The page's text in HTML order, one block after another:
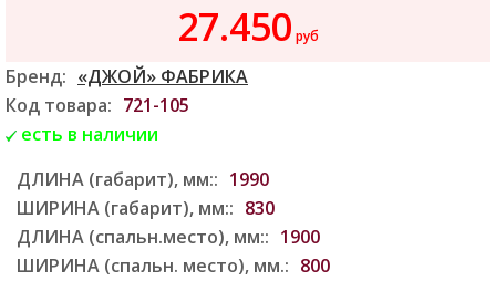
27.450 руб
Бренд: «ДЖОЙ» ФАБРИКА
Код товара: 721-105
есть в наличии
ДЛИНА (габарит), мм:: 1990
ШИРИНА (габарит), мм:: 830
ДЛИНА (спальн.место), мм:: 1900
ШИРИНА (спальн. место), мм.: 800